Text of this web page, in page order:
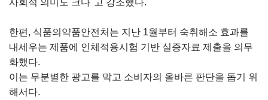
사회적 의미도 크다"고 강조했다.
한편, 식품의약품안전처는 지난 1월부터 숙취해소 효과를
내세우는 제품에 인체적용시험 기반 실증자료 제출을 의무
화했다.
이는 무분별한 광고를 막고 소비자의 올바른 판단을 돕기 위
해서다.